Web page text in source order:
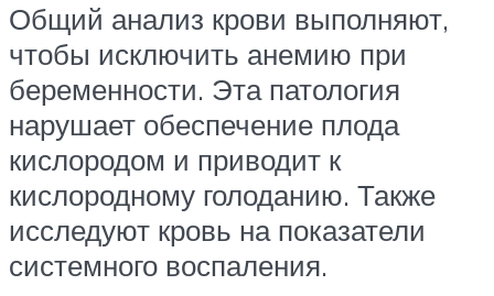
Общий анализ крови выполняют,
чтобы исключить анемию при
беременности. Эта патология
нарушает обеспечение плода
кислородом и приводит к
кислородному голоданию. Также
исследуют кровь на показатели
системного воспаления.